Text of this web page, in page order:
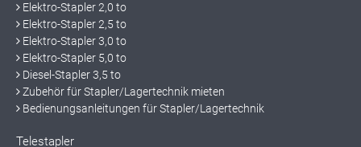
Elektro-Stapler 2,0 to
Elektro-Stapler 2,5 to
Elektro-Stapler 3,0 to
Elektro-Stapler 5,0 to
Diesel-Stapler 3,5 to
Zubehör für Stapler/Lagertechnik mieten
Bedienungsanleitungen für Stapler/Lagertechnik
Telestapler